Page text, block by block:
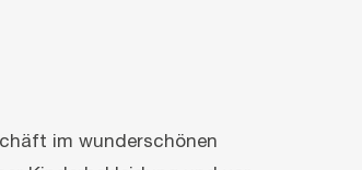
im wunderschönen